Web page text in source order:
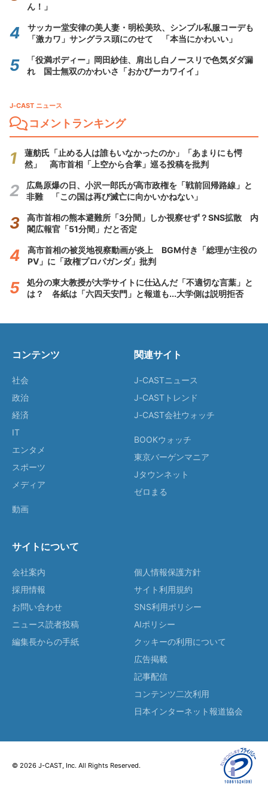
ん！」
サッカー堂安律の美人妻・明松美玖、シンプル私服コーデも
「激カワ」サングラス頭にのせて 「本当にかわいい」
「役満ボディー」岡田紗佳、肩出し白ノースリで色気ダダ漏
れ 国士無双のかわいさ「おかぴーカワイイ」
J-CAST ニュース
コメントランキング
蓮舫氏「止める人は誰もいなかったのか」「あまりにも愕
然」 高市首相「上空から合掌」巡る投稿を批判
広島原爆の日、小沢一郎氏が高市政権を「戦前回帰路線」と
非難 「この国は再び滅亡に向かいかねない」
高市首相の熊本避難所「3分間」しか視察せず？SNS拡散 内
閣広報官「51分間」だと否定
高市首相の被災地視察動画が炎上 BGM付き「総理が主役の
PV」に「政権プロパガンダ」批判
処分の東大教授が大学サイトに仕込んだ「不適切な言葉」と
は？ 各紙は「六四天安門」と報道も...大学側は説明拒否
コンテンツ
社会
政治
経済
IT
エンタメ
スポーツ
メディア
動画
関連サイト
J-CASTニュース
J-CASTトレンド
J-CAST会社ウォッチ
BOOKウォッチ
東京バーゲンマニア
Jタウンネット
ゼロまる
サイトについて
会社案内
採用情報
お問い合わせ
ニュース読者投稿
編集長からの手紙
個人情報保護方針
サイト利用規約
SNS利用ポリシー
AIポリシー
クッキーの利用について
広告掲載
記事配信
コンテンツ二次利用
日本インターネット報道協会
© 2026 J-CAST, Inc. All Rights Reserved.